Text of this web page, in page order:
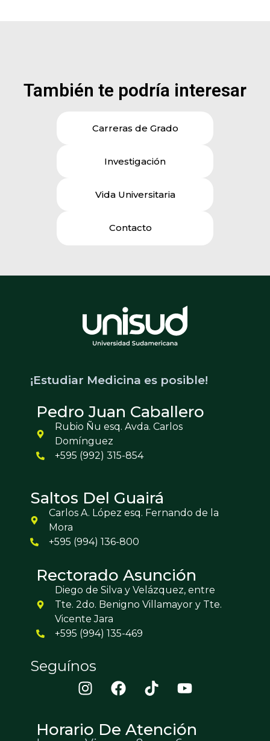
También te podría interesar
Carreras de Grado
Investigación
Vida Universitaria
Contacto
¡Estudiar Medicina es posible!
Pedro Juan Caballero
Rubio Ñu esq. Avda. Carlos
Domínguez
+595 (992) 315-854
Saltos Del Guairá
Carlos A. López esq. Fernando de la
Mora
+595 (994) 136-800
Rectorado Asunción
Diego de Silva y Velázquez, entre
Tte. 2do. Benigno Villamayor y Tte.
Vicente Jara
+595 (994) 135-469
Seguínos
Horario De Atención